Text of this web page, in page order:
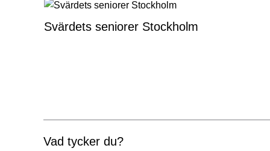
Svärdets seniorer Stockholm
Vad tycker du?